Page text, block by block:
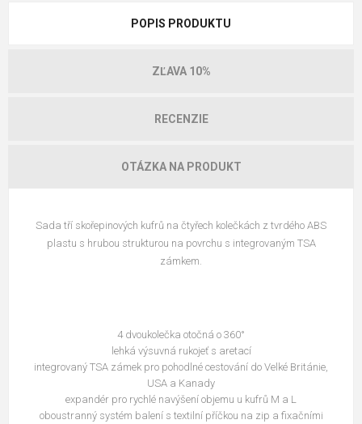
POPIS PRODUKTU
ZĽAVA 10%
RECENZIE
OTÁZKA NA PRODUKT
Sada tří skořepinových kufrů na čtyřech kolečkách z tvrdého ABS
plastu s hrubou strukturou na povrchu s integrovaným TSA
zámkem.
4 dvoukolečka otočná o 360°
lehká výsuvná rukojeť s aretací
integrovaný TSA zámek pro pohodlné cestování do Velké Británie,
USA a Kanady
expandér pro rychlé navýšení objemu u kufrů M a L
oboustranný systém balení s textilní příčkou na zip a fixačními